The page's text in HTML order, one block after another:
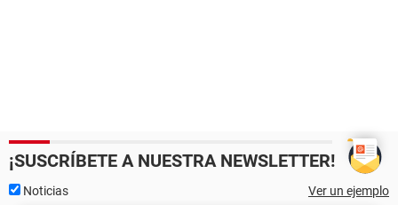
¡SUSCRÍBETE A NUESTRA NEWSLETTER!
Noticias Ver un ejemplo